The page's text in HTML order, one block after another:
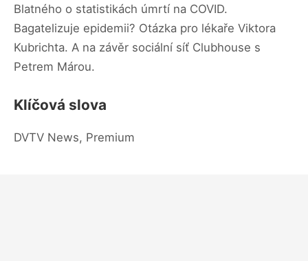
Blatného o statistikách úmrtí na COVID.
Bagatelizuje epidemii? Otázka pro lékaře Viktora
Kubrichta. A na závěr sociální síť Clubhouse s
Petrem Márou.
Klíčová slova
DVTV News, Premium